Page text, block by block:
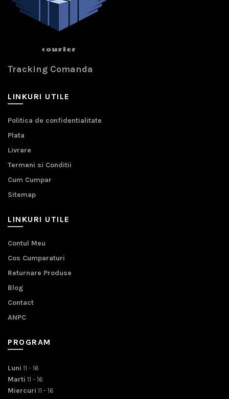
Tracking Comanda
LINKURI UTILE
Politica de confidentialitate
Plata
Livrare
Termeni si Conditii
Cum Cumpar
Sitemap
LINKURI UTILE
Contul Meu
Cos Cumparaturi
Returnare Produse
Blog
Contact
ANPC
PROGRAM
Luni 11 - 16
Marti 11 - 16
Miercuri 11 - 16